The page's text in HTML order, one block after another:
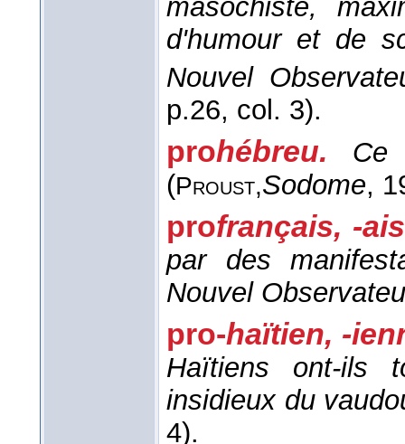
masochiste,
d'humour et de
Nouvel
p.26, col. 3).
prohébreu. Ce
(Proust,Sodome,
profrançais, -
par des
Nouvel
pro-haïtien, -
Haïtiens ont-ils
insidieux du
4).